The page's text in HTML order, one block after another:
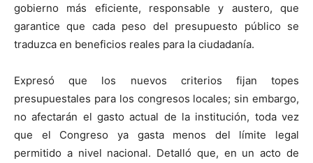
gobierno más eficiente, responsable y austero, que
garantice que cada peso del presupuesto público se
traduzca en beneficios reales para la ciudadanía.
Expresó que los nuevos criterios fijan topes
presupuestales para los congresos locales; sin embargo,
no afectarán el gasto actual de la institución, toda vez
que el Congreso ya gasta menos del límite legal
permitido a nivel nacional. Detalló que, en un acto de